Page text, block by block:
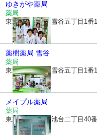
ゆきがや薬局
薬局
東京都大田区東雪谷五丁目1番
薬樹薬局 雪谷
薬局
東京都大田区東雪谷五丁目1番
メイプル薬局
薬局
東京都大田区上池台二丁目40